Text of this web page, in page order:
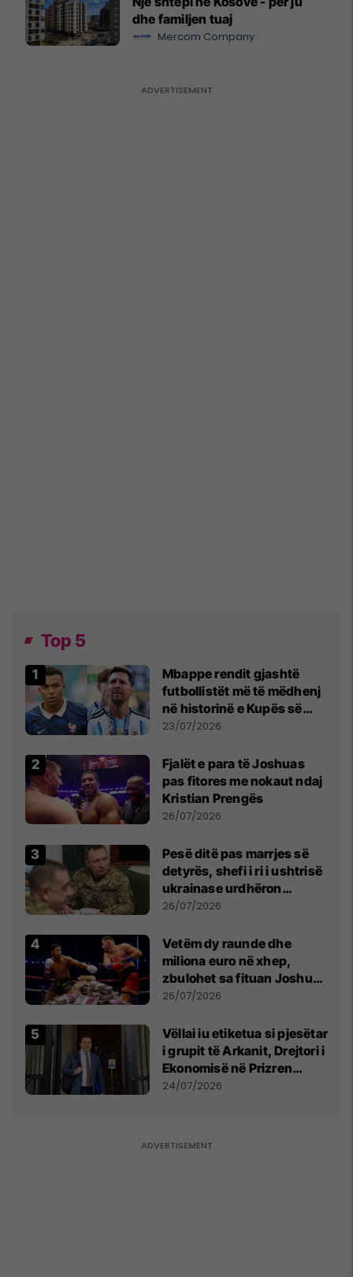
dhe familjen tuaj
Mercom Company
Top 5
Mbappe rendit gjashtë
futbollistët më të mëdhenj
në historinë e Kupës së
Botës, Messi mbetet i dyti
23/07/2026
Fjalët e para të Joshuas
pas fitores me nokaut ndaj
Kristian Prengës
26/07/2026
Pesë ditë pas marrjes së
detyrës, shefi i ri i ushtrisë
ukrainase urdhëron
kontroll të madh
26/07/2026
Vetëm dy raunde dhe
miliona euro në xhep,
zbulohet sa fituan Joshua
e Prenga
26/07/2026
Vëllai iu etiketua si pjesëtar
i grupit të Arkanit, Drejtori i
Ekonomisë në Prizren
mohon pretendimet
24/07/2026